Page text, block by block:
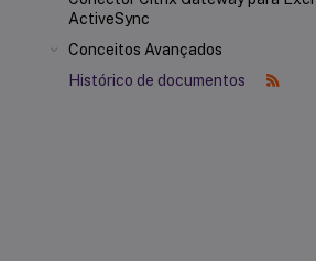
ActiveSync
Conceitos Avançados
Histórico de documentos